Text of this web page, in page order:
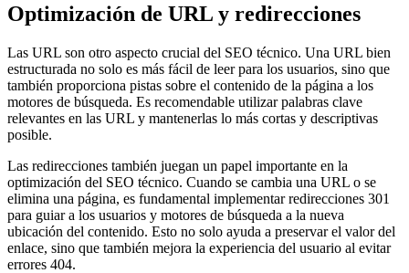
Optimización de URL y redirecciones
Las URL son otro aspecto crucial del SEO técnico. Una URL bien
estructurada no solo es más fácil de leer para los usuarios, sino que
también proporciona pistas sobre el contenido de la página a los
motores de búsqueda. Es recomendable utilizar palabras clave
relevantes en las URL y mantenerlas lo más cortas y descriptivas
posible.
Las redirecciones también juegan un papel importante en la
optimización del SEO técnico. Cuando se cambia una URL o se
elimina una página, es fundamental implementar redirecciones 301
para guiar a los usuarios y motores de búsqueda a la nueva
ubicación del contenido. Esto no solo ayuda a preservar el valor del
enlace, sino que también mejora la experiencia del usuario al evitar
errores 404.